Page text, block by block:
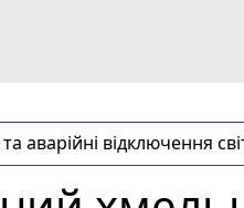
аварійні відключення